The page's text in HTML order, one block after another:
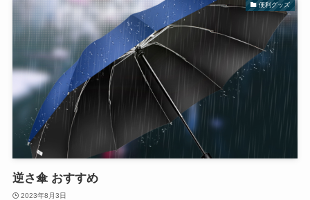
便利グッズ
逆さ傘 おすすめ
2023年8月3日